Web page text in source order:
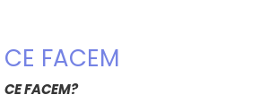
CE FACEM
CE FACEM?